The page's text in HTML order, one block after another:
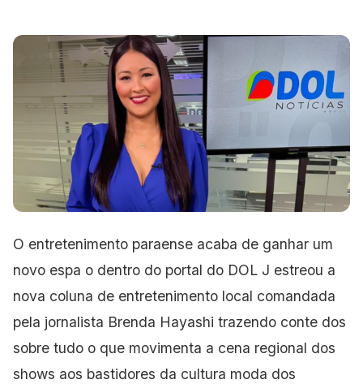
O entretenimento paraense acaba de ganhar um
novo espa o dentro do portal do DOL J estreou a
nova coluna de entretenimento local comandada
pela jornalista Brenda Hayashi trazendo conte dos
sobre tudo o que movimenta a cena regional dos
shows aos bastidores da cultura moda dos